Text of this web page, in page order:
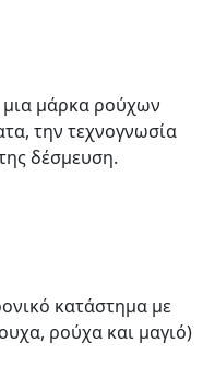
μάρκα ρούχων
την τεχνογνωσία
δέσμευση.
κατάστημα με
ρούχα και μαγιό)